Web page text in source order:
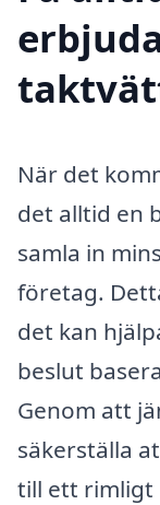
När det
det alltid en
samla in
företag.
det kan
beslut
Genom att
säkerställa
till ett rimligt